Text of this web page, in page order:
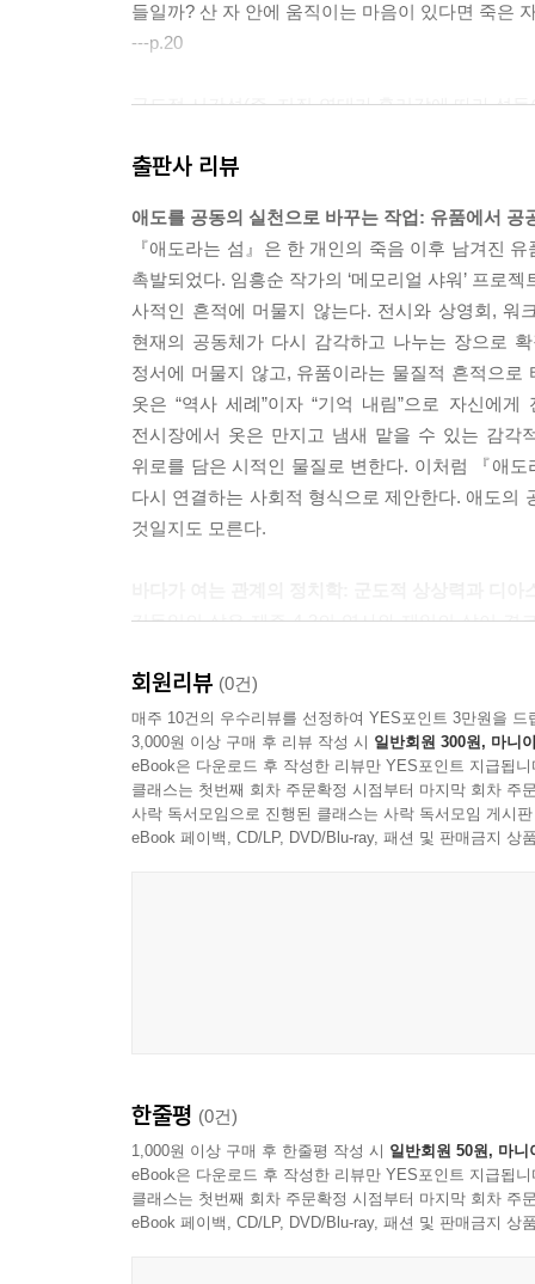
들일까? 산 자 안에 움직이는 마음이 있다면 죽은
---p.20
군도적 시간성(즉, 지질 연대가 흘러감에 따라 섬
---p.39
낯선 관객의 손에 들어간 이 옷들은 새로운 주인
성을 강조하는 신유물론은 이번 전시에서 부각된
---p.64
‘지평(地平)’이란 말에 유의하자. 이해란 지평이
지평에서 우리가 보내는 시선 너머의 수평과 더
에서 어떻게 가능할 것인가. 우리는 바다를 땅에서
---p.92
그렇다면 바닷물을 통해 사고한다는 것은 국민국
안에서 사고할 때, 우리는 제주-오사카, 목포-후쿠
출판사 리뷰
애도를 공동의 실천으로 바꾸는 작업: 유품에서 공
『애도라는 섬』은 한 개인의 죽음 이후 남겨진
촉발되었다. 임흥순 작가의 ‘메모리얼 샤워’ 프로
사적인 흔적에 머물지 않는다. 전시와 상영회, 워
현재의 공동체가 다시 감각하고 나누는 장으로
정서에 머물지 않고, 유품이라는 물질적 흔적으
옷은 “역사 세례”이자 “기억 내림”으로 자신에
전시장에서 옷은 만지고 냄새 맡을 수 있는 감각
위로를 담은 시적인 물질로 변한다. 이처럼 『애
다시 연결하는 사회적 형식으로 제안한다. 애도의
것일지도 모른다.
김동일의 삶은 제주 4·3의 역사와 재일의 삶이 결
정체성, 디아스포라적 소속감, 여성들의 저항, 바
자, 제주와 일본, 과거와 현재를 잇는 관계적 공
존재론을 읽어내고, 권준희는 멀리서 떠나는
디아스포라와 바다의 몸을, 히비노 민용은 평범
입장을 취하지만, 공통적으로 바다를 경계와 이동
사건이 아니라, 군도적 상상력 속에서 서로 울리
아카이브라고 할 수 있다. 이 책에서 아카이브는
방식으로 재가동되는 기억의 장이 된다. 특히 ‘고
속에서 다시 새로운 장면을 만들어내는 과정은
『애도라는 섬』은 단순한 기록집이 아니라, 기억
회원리뷰 (0건)
매주 10건의 우수리뷰를 선정하여 YES포인트 3만원을 드
3,000원 이상 구매 후 리뷰 작성 시 일반회원 300원, 마니
eBook은 다운로드 후 작성한 리뷰만 YES포인트 지급됩니
클래스는 첫번째 회차 주문확정 시점부터 마지막 회차 주
사락 독서모임으로 진행된 클래스는 사락 독서모임 게시
eBook 페이백, CD/LP, DVD/Blu-ray, 패션 및 판매금지 상
한줄평 (0건)
1,000원 이상 구매 후 한줄평 작성 시 일반회원 50원, 마니
eBook은 다운로드 후 작성한 리뷰만 YES포인트 지급됩니
클래스는 첫번째 회차 주문확정 시점부터 마지막 회차 주
eBook 페이백, CD/LP, DVD/Blu-ray, 패션 및 판매금지 상